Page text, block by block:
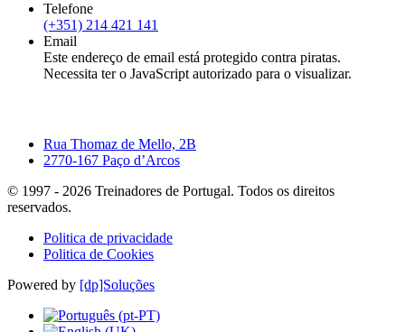
Telefone
(+351) 214 421 141
Email
Este endereço de email está protegido contra piratas.
Necessita ter o JavaScript autorizado para o visualizar.
Rua Thomaz de Mello, 2B
2770-167 Paço d’Arcos
© 1997 - 2026 Treinadores de Portugal. Todos os direitos
reservados.
Politica de privacidade
Politica de Cookies
Powered by [dp]Soluções